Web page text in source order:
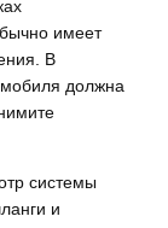
имеет
В
должна
системы
и